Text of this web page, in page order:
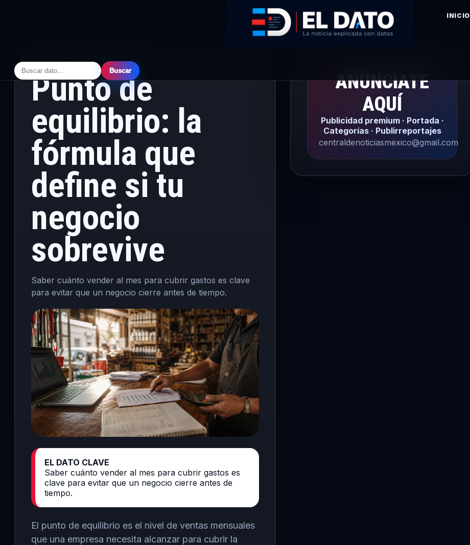
INICIO
Buscar
NEGOCIOS·PRINCIPAL · JUNIO 25, 2026
Punto de
equilibrio: la
fórmula que
define si tu
negocio
sobrevive
Saber cuánto vender al mes para cubrir gastos es clave
para evitar que un negocio cierre antes de tiempo.
EL DATO CLAVE
Saber cuánto vender al mes para cubrir gastos es
clave para evitar que un negocio cierre antes de
tiempo.
El punto de equilibrio es el nivel de ventas mensuales
que una empresa necesita alcanzar para cubrir la
ANÚNCIATE
AQUÍ
Publicidad premium · Portada ·
Categorías · Publirreportajes
centraldenoticiasmexico@gmail.com